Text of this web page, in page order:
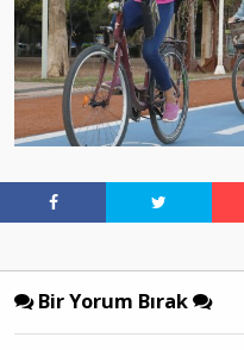
Bir Yorum Bırak